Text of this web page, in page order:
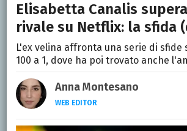
Elisabetta Canalis
rivale su Netflix: la sfida
L'ex velina affronta una serie di
100 a 1, dove ha poi trovato anche
Anna Montesano
WEB EDITOR
Web editor appassionata